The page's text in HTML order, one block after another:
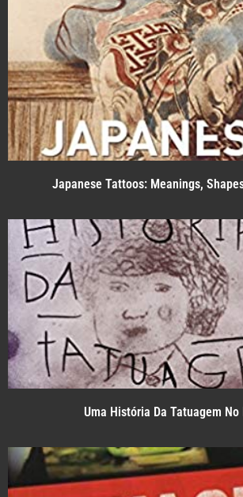
Japanese Tattoos: Meanings,
Uma História Da Tatuagem No